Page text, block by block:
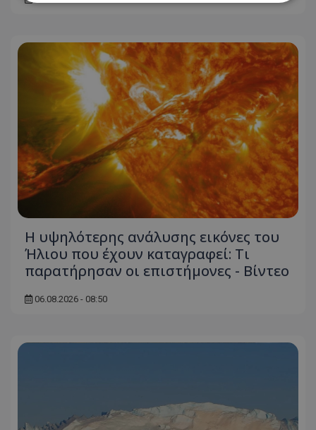
Η υψηλότερης ανάλυσης εικόνες του
Ήλιου που έχουν καταγραφεί: Τι
παρατήρησαν οι επιστήμονες - Βίντεο
06.08.2026 - 08:50
Στόχευσης
Λειτουργικότητας
Μη ταξινομημένα
Τα απολύτως απαραίτητα cookies επιτρέπουν
βασικές λειτουργίες του ιστότοπου, όπως τη
σύνδεση χρήστη και τη διαχείριση λογαριασμού.
Ο ιστότοπος δεν μπορεί να χρησιμοποιηθεί σωστά
χωρίς τα απολύτως απαραίτητα cookies.
Ονοματεπώνυμο
Προμηθευτής / Πεδίο
usprivacy
.lifenewscy.tothemaonline.com